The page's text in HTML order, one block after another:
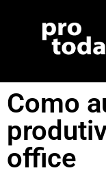
Como
office